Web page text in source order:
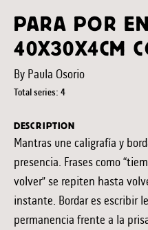
PARA POR
40X30X4CM
By Paula Osorio
Total series: 4
DESCRIPTION
Mantras une caligrafía y
presencia. Frases como
volver” se repiten hasta
instante. Bordar es escribir
permanencia frente a la